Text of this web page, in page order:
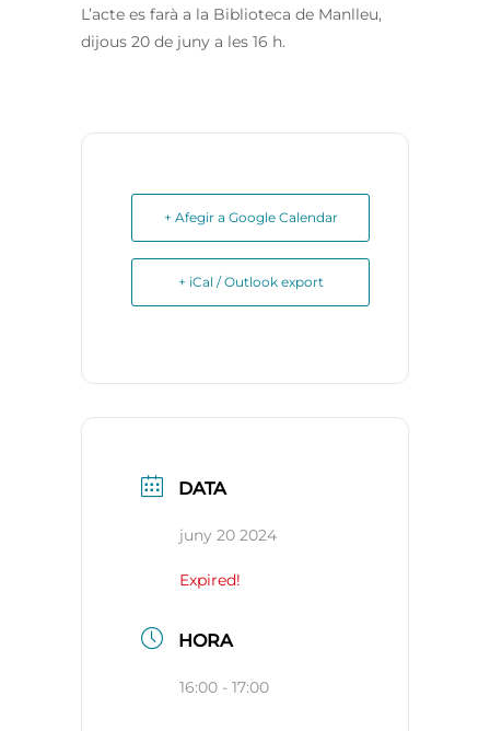
L’acte es farà a la Biblioteca de Manlleu,
dijous 20 de juny a les 16 h.
+ Afegir a Google Calendar
+ iCal / Outlook export
DATA
juny 20 2024
Expired!
HORA
16:00 - 17:00